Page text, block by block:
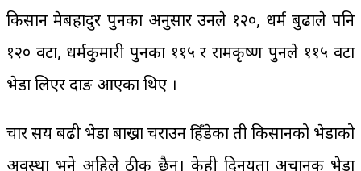
किसान प्रेमबहादुर पुनका अनुसार उनले १२०, धर्म बुढाले पनि
१२० वटा, धर्मकुमारी पुनका ११५ र रामकृष्ण पुनले ११५ वटा
भेडा लिएर दाङ आएका थिए ।
चार सय बढी भेडा बाख्रा चराउन हिँडेका ती किसानको भेडाको
अवस्था भने अहिले ठीक छैन। केही दिनयता अचानक भेडा